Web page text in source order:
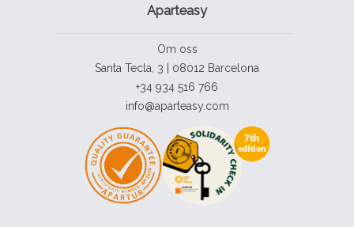
Aparteasy
Om oss
Santa Tecla, 3 | 08012 Barcelona
+34 934 516 766
info@aparteasy.com